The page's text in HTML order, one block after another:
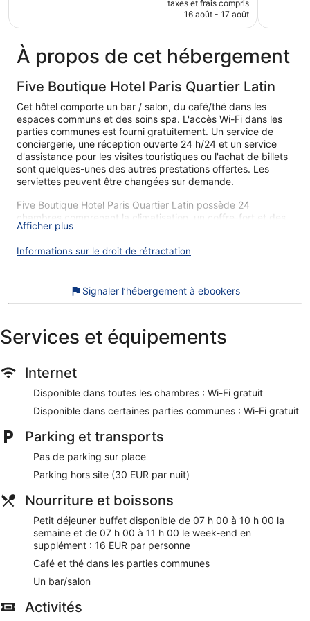
prix
taxes et frais compris
16 août - 17 août
À propos de cet hébergement
Five Boutique Hotel Paris Quartier Latin
Cet hôtel comporte un bar / salon, du café/thé dans les
espaces communs et des soins spa. L'accès Wi-Fi dans les
parties communes est fourni gratuitement. Un service de
conciergerie, une réception ouverte 24 h/24 et un service
d'assistance pour les visites touristiques ou l'achat de billets
sont quelques-unes des autres prestations offertes. Les
serviettes peuvent être changées sur demande.
Five Boutique Hotel Paris Quartier Latin possède 24
chambres comprenant la climatisation, un coffre-fort et des
articles de toilette de luxe. Ces chambres avec une
sont dotés de matelas Select Comfort. Une télévision LCD
pommeau de douche à « effet pluie » et un sèche-cheveux.
serviettes sont disponibles sur demande. Un service de
ménage est fourni tous les jours.
Les activités de loisir répertoriées ci-dessous sont
accessibles directement sur place ou à proximité. Ces
activités peuvent faire l'objet de frais supplémentaires.
un moment de détente et de douceur. Les services proposés
incluent des massages.
Nos clients nous ont dit qu'ils avaient été enchantés par le
personnel attentionné de Five Boutique Hotel Paris Quartier
Latin. Lors de votre séjour, vous ne serez qu'à quelques
minutes de marche de Rue Mouffetard. L'accès Wi-Fi à
Internet gratuit, un bar et le petit déjeuner (en supplément)
sont disponibles.
Wi-Fi gratuit
Vous profiterez sur place d'bar/salon
Parmi les services offerts, vous trouverez un service de
Afficher plus
Informations sur le droit de rétractation
Signaler l’hébergement à ebookers
Services et équipements
Internet
Disponible dans toutes les chambres : Wi-Fi gratuit
Disponible dans certaines parties communes : Wi-Fi gratuit
Parking et transports
Pas de parking sur place
Parking hors site (30 EUR par nuit)
Nourriture et boissons
Petit déjeuner buffet disponible de 07 h 00 à 10 h 00 la
semaine et de 07 h 00 à 11 h 00 le week-end en
supplément : 16 EUR par personne
Café et thé dans les parties communes
Un bar/salon
Activités